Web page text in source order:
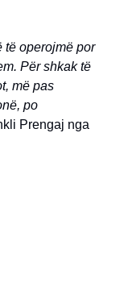
të operojmë por
Për shkak të
më pas
po
Prengaj nga